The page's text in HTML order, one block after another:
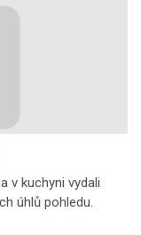
v kuchyni vydali
úhlů pohledu.